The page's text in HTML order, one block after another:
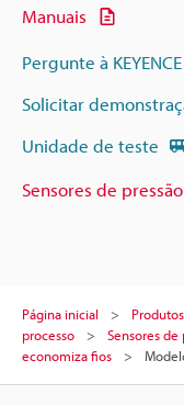
Manuais
Pergunte à KEYENCE
Solicitar
Unidade de teste
Sensores de pressão
Página inicial Produtos
processo
Sensores de
economiza fios